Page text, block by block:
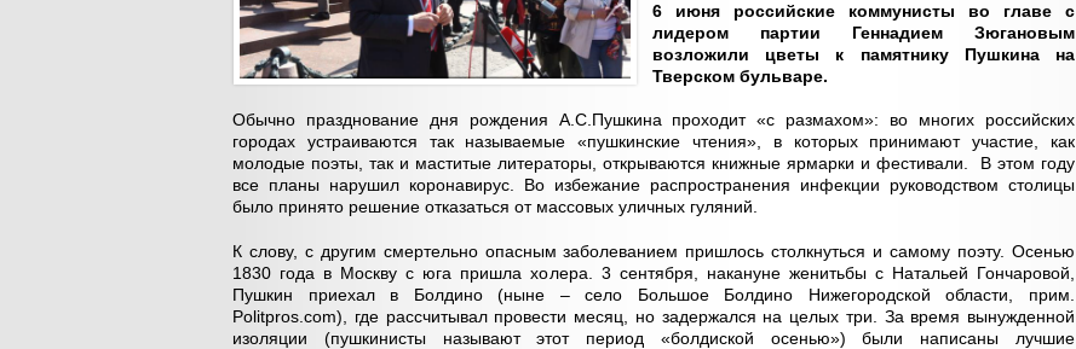
6 июня российские коммунисты во главе с
лидером партии Геннадием Зюгановым
возложили цветы к памятнику Пушкина на
Тверском бульваре.
Обычно празднование дня рождения А.С.Пушкина проходит «с размахом»: во многих российских
городах устраиваются так называемые «пушкинские чтения», в которых принимают участие, как
молодые поэты, так и маститые литераторы, открываются книжные ярмарки и фестивали. В этом году
все планы нарушил коронавирус. Во избежание распространения инфекции руководством столицы
было принято решение отказаться от массовых уличных гуляний.
К слову, с другим смертельно опасным заболеванием пришлось столкнуться и самому поэту. Осенью
1830 года в Москву с юга пришла холера. 3 сентября, накануне женитьбы с Натальей Гончаровой,
Пушкин приехал в Болдино (ныне – село Большое Болдино Нижегородской области, прим.
Politpros.com), где рассчитывал провести месяц, но задержался на целых три. За время вынужденной
изоляции (пушкинисты называют этот период «болдиской осенью») были написаны лучшие